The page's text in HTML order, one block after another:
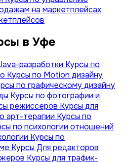
на маркетплейсах
в Уфе
разработки Курсы по
Курсы по Motion дизайну
по графическому дизайну
Курсы по фотографии и
режиссеров Курсы для
арт-терапии Курсы по
по психологии отношений
Курсы по
Курсы Для редакторов
Курсы для трафик-